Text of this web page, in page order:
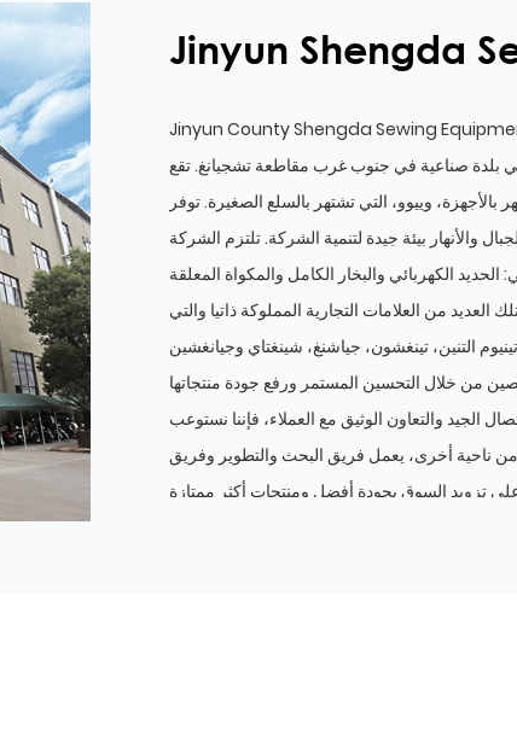
Jinyun Shengda
Jinyun County Shengda Sewing
ليشوي، وهي بلدة صناعية في جنوب غرب مقاطعة تشجيانغ. تقع
بالأجهزة، وييوو، التي تشتهر بالسلع الصغيرة. توفر
والأنهار بيئة جيدة لتنمية الشركة. تلتزم الشركة
الكهربائي والبخار الكامل والمكواة المعلقة
من العلامات التجارية المملوكة ذاتيا والتي
من خلال التحسين المستمر ورفع جودة منتجاتها
والتعاون الوثيق مع العملاء، فإننا نستوعب
ومن ناحية أخرى، يعمل فريق البحث والتطوير وفريق